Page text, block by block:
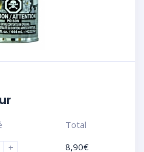
+
Total
8,90€